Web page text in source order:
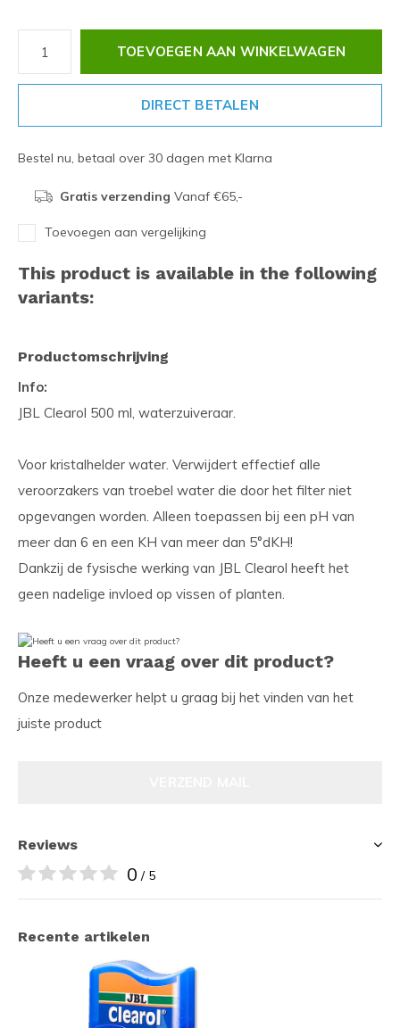
TOEVOEGEN AAN WINKELWAGEN
DIRECT BETALEN
Bestel nu, betaal over 30 dagen met Klarna
Gratis verzending Vanaf €65,-
Toevoegen aan vergelijking
This product is available in the following
variants:
Productomschrijving
Info:
JBL Clearol 500 ml, waterzuiveraar.
Voor kristalhelder water. Verwijdert effectief alle
veroorzakers van troebel water die door het filter niet
opgevangen worden. Alleen toepassen bij een pH van
meer dan 6 en een KH van meer dan 5°dKH!
Dankzij de fysische werking van JBL Clearol heeft het
geen nadelige invloed op vissen of planten.
Heeft u een vraag over dit product?
Onze medewerker helpt u graag bij het vinden van het
juiste product
Reviews
0 / 5
Recente artikelen